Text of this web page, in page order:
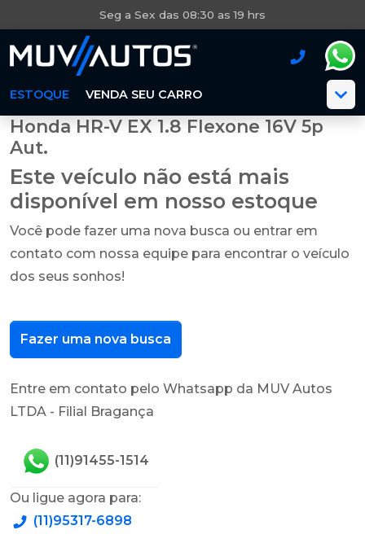
Seg a Sex das 08:30 as 19 hrs
ESTOQUE VENDA SEU CARRO
Honda HR-V EX 1.8 Flexone 16V 5p
Aut.
Este veículo não está mais
disponível em nosso estoque
Você pode fazer uma nova busca ou entrar em
contato com nossa equipe para encontrar o veículo
dos seus sonhos!
Fazer uma nova busca
Entre em contato pelo Whatsapp da MUV Autos
LTDA - Filial Bragança
(11)91455-1514
Ou ligue agora para:
(11)95317-6898